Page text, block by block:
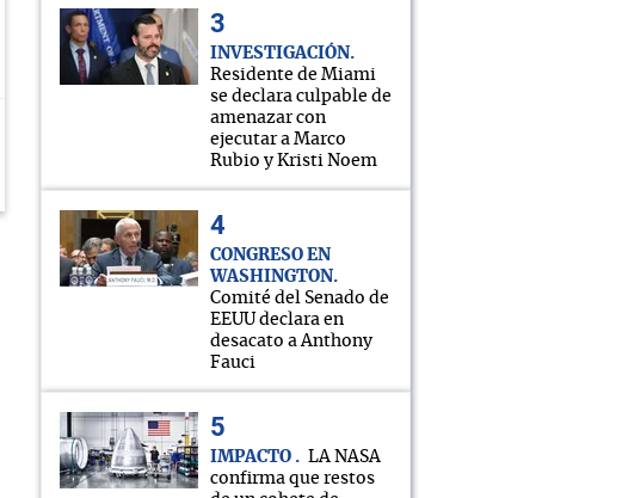
INVESTIGACIÓN
Residente de Miami
se declara culpable de
amenazar con
ejecutar a Marco
Rubio y Kristi Noem
CONGRESO EN
WASHINGTON
Comité del Senado de
EEUU declara en
desacato a Anthony
Fauci
IMPACTO
LA NASA
confirma que restos